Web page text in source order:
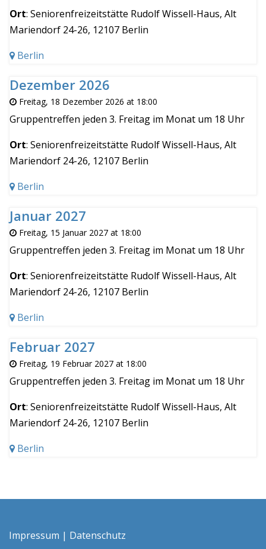
Ort: Seniorenfreizeitstätte Rudolf Wissell-Haus, Alt
Mariendorf 24-26, 12107 Berlin
Berlin
Dezember 2026
Freitag, 18 Dezember 2026 at 18:00
Gruppentreffen jeden 3. Freitag im Monat um 18 Uhr
Ort: Seniorenfreizeitstätte Rudolf Wissell-Haus, Alt
Mariendorf 24-26, 12107 Berlin
Berlin
Januar 2027
Freitag, 15 Januar 2027 at 18:00
Gruppentreffen jeden 3. Freitag im Monat um 18 Uhr
Ort: Seniorenfreizeitstätte Rudolf Wissell-Haus, Alt
Mariendorf 24-26, 12107 Berlin
Berlin
Februar 2027
Freitag, 19 Februar 2027 at 18:00
Gruppentreffen jeden 3. Freitag im Monat um 18 Uhr
Ort: Seniorenfreizeitstätte Rudolf Wissell-Haus, Alt
Mariendorf 24-26, 12107 Berlin
Berlin
Impressum | Datenschutz